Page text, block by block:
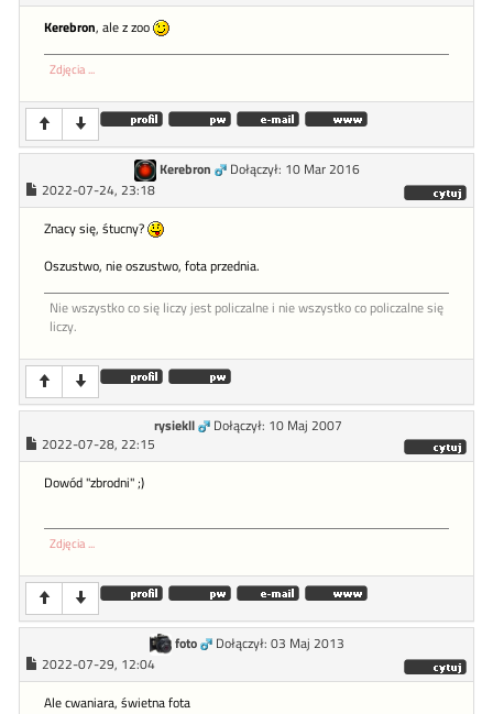
Kerebron, ale z zoo
Zdjęcia ...
Kerebron
Dołączył: 10 Mar 2016
2022-07-24, 23:18
Znacy się, śtucny?
Oszustwo, nie oszustwo, fota przednia.
Nie wszystko co się liczy jest policzalne i nie wszystko co policzalne się
liczy.
rysiekll
Dołączył: 10 Maj 2007
2022-07-28, 22:15
Dowód "zbrodni" ;)
Zdjęcia ...
foto
Dołączył: 03 Maj 2013
2022-07-29, 12:04
Ale cwaniara, świetna fota